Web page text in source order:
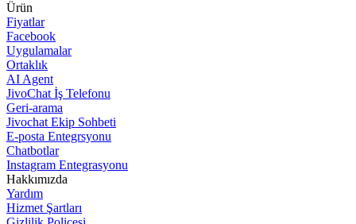
Ürün
Fiyatlar
Facebook
Uygulamalar
Ortaklık
AI Agent
JivoChat İş Telefonu
Geri-arama
Jivochat Ekip Sohbeti
E-posta Entegrsyonu
Chatbotlar
Instagram Entegrasyonu
Hakkımızda
Yardım
Hizmet Şartları